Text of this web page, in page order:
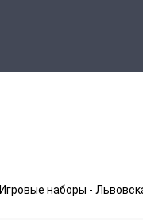
Игровые наборы -